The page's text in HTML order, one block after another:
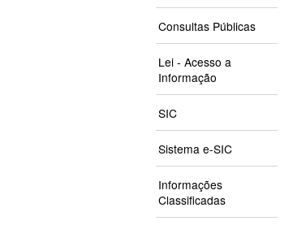
Consultas Públicas
Lei - Acesso a
Informação
SIC
Sistema e-SIC
Informações
Classificadas